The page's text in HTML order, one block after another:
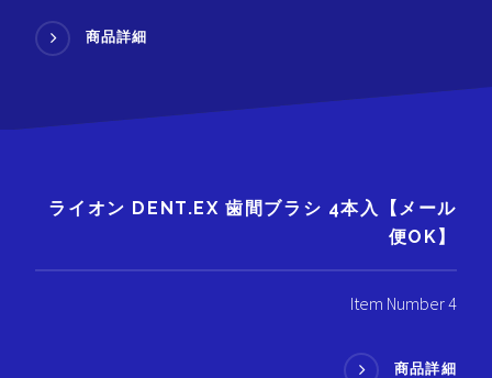
商品詳細
ライオン DENT.EX 歯間ブラシ 4本入【メール
便OK】
Item Number 4
商品詳細